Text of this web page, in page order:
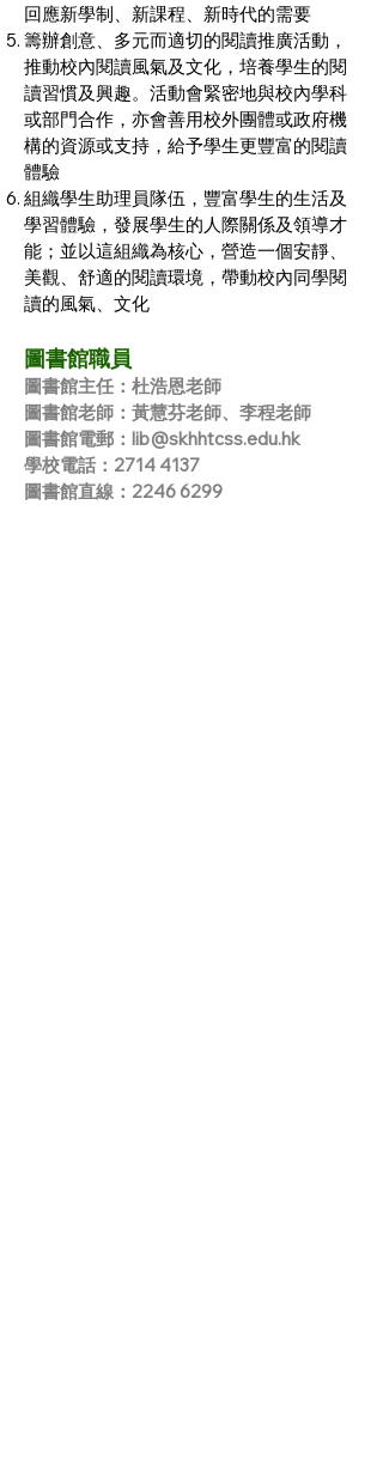
回應新學制、新課程、新時代的需要
籌辦創意、多元而適切的閱讀推廣活動，
推動校內閱讀風氣及文化，培養學生的閱
讀習慣及興趣。活動會緊密地與校內學科
或部門合作，亦會善用校外團體或政府機
構的資源或支持，給予學生更豐富的閱讀
體驗
組織學生助理員隊伍，豐富學生的生活及
學習體驗，發展學生的人際關係及領導才
能；並以這組織為核心，營造一個安靜、
美觀、舒適的閱讀環境，帶動校內同學閱
讀的風氣、文化
圖書館職員
圖書館主任：杜浩恩老師
圖書館老師：黃慧芬老師、李程老師
圖書館電郵： lib@skhhtcss.edu.hk
學校電話：2714 4137
圖書館直線：2246 6299